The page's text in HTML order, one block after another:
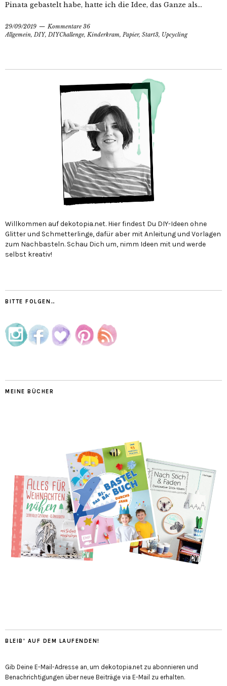
Pinata gebastelt habe, hatte ich die Idee, das Ganze als...
29/09/2019
Kommentare 36
Allgemein,DIY,DIYChallenge, Kinderkram, Papier, Start3, Upcycling
Willkommen auf dekotopia.net. Hier findest Du DIY-Ideen ohne
Glitter und Schmetterlinge, dafür aber mit Anleitung und Vorlagen
zum Nachbasteln. Schau Dich um, nimm Ideen mit und werde
selbst kreativ!
BITTE FOLGEN…
MEINE BÜCHER
BLEIB' AUF DEM LAUFENDEN!
Gib Deine E-Mail-Adresse an, um dekotopia.net zu abonnieren und
Benachrichtigungen über neue Beiträge via E-Mail zu erhalten.